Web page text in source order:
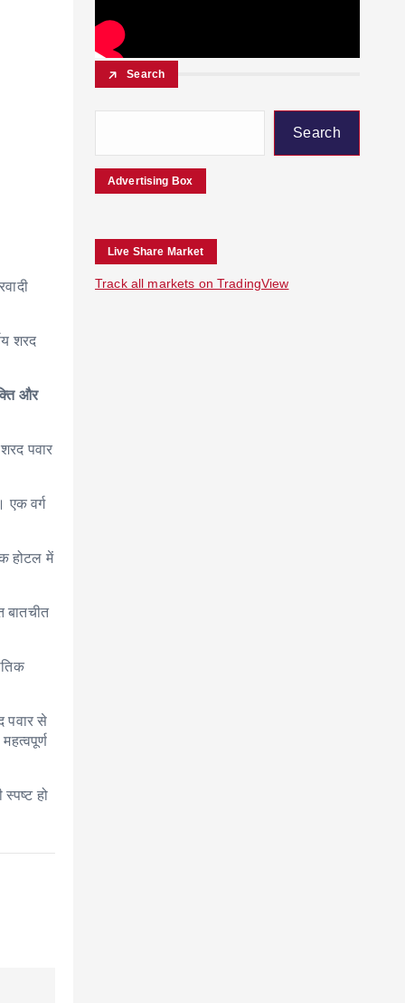
शरद
और
पवार
एक वर्ग
होटल में
बातचीत
पवार से
हो
Search
Search
Advertising Box
Live Share Market
Track all markets on TradingView